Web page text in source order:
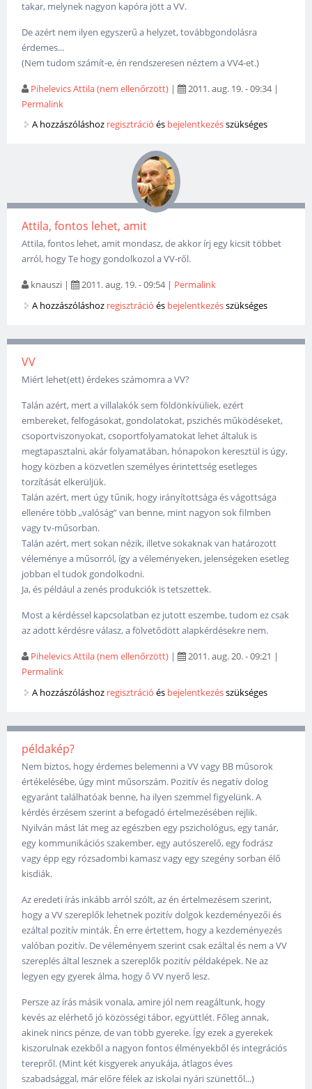
takar, melynek nagyon kapóra jött a VV.
De azért nem ilyen egyszerű a helyzet, továbbgondolásra
érdemes...
(Nem tudom számít-e, én rendszeresen néztem a VV4-et.)
Pihelevics Attila (nem ellenőrzött) | 2011. aug. 19. - 09:34|
Permalink
A hozzászóláshoz regisztráció és bejelentkezésszükséges
Attila, fontos lehet, amit
Attila, fontos lehet, amit mondasz, de akkor írj egy kicsit többet
arról, hogy Te hogy gondolkozol a VV-ről.
knauszi | 2011. aug. 19. - 09:54| Permalink
A hozzászóláshoz regisztráció és bejelentkezésszükséges
VV
Miért lehet(ett) érdekes számomra a VV?
Talán azért, mert a villalakók sem földönkívüliek, ezért
embereket, felfogásokat, gondolatokat, pszichés működéseket,
csoportviszonyokat, csoportfolyamatokat lehet általuk is
megtapasztalni, akár folyamatában, hónapokon keresztül is úgy,
hogy közben a közvetlen személyes érintettség esetleges
torzítását elkerüljük.
Talán azért, mert úgy tűnik, hogy irányítottsága és vágottsága
ellenére több „valóság” van benne, mint nagyon sok filmben
vagy tv-műsorban.
Talán azért, mert sokan nézik, illetve sokaknak van határozott
véleménye a műsorról, így a véleményeken, jelenségeken esetleg
jobban el tudok gondolkodni.
Ja, és például a zenés produkciók is tetszettek.
Most a kérdéssel kapcsolatban ez jutott eszembe, tudom ez csak
az adott kérdésre válasz, a fölvetődött alapkérdésekre nem.
Pihelevics Attila (nem ellenőrzött) | 2011. aug. 20. - 09:21 |
Permalink
A hozzászóláshoz regisztráció és bejelentkezésszükséges
példakép?
Nem biztos, hogy érdemes belemenni a VV vagy BB műsorok
értékelésébe, úgy mint műsorszám. Pozitív és negatív dolog
egyaránt találhatóak benne, ha ilyen szemmel figyelünk. A
kérdés érzésem szerint a befogadó értelmezésében rejlik.
Nyilván mást lát meg az egészben egy pszichológus, egy tanár,
egy kommunikációs szakember, egy autószerelő, egy fodrász
vagy épp egy rózsadombi kamasz vagy egy szegény sorban élő
kisdiák.
Az eredeti írás inkább arról szólt, az én értelmezésem szerint,
hogy a VV szereplők lehetnek pozitív dolgok kezdeményezői és
ezáltal pozitív minták. Én erre értettem, hogy a kezdeményezés
valóban pozitív. De véleményem szerint csak ezáltal és nem a VV
szereplés által lesznek a szereplők pozitív példaképek. Ne az
legyen egy gyerek álma, hogy ő VV nyerő lesz.
Persze az írás másik vonala, amire jól nem reagáltunk, hogy
kevés az elérhető jó közösségi tábor, együttlét. Főleg annak,
akinek nincs pénze, de van több gyereke. Így ezek a gyerekek
kiszorulnak ezekből a nagyon fontos élményekből és integrációs
terepről. (Mint két kisgyerek anyukája, átlagos éves
szabadsággal, már előre félek az iskolai nyári szünettől...)